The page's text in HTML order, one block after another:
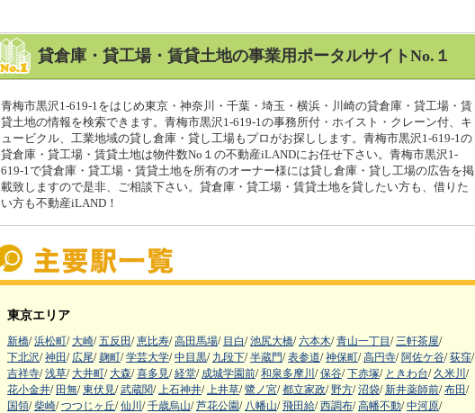
貸倉庫・貸工場・賃貸土地の事業用ポータルサイトNo.１
青梅市黒沢1-619-1をはじめ東京・神奈川・千葉・埼玉・横浜・川崎の貸倉庫・貸工場・賃
貸土地の情報を検索できます。青梅市黒沢1-619-1の事務所付・ホイスト・クレーン付、キ
ュービクル、工業地域の貸し倉庫・貸し工場もプロがお探しします。青梅市黒沢1-619-1の
貸倉庫・貸工場・賃貸土地は物件数No１の不動産iLANDにお任せ下さい。青梅市黒沢1-
619-1で貸倉庫・貸工場・賃貸土地を所有のオーナー様には貸し倉庫・貸し工場の広告を掲
載致しますので是非、ご相談下さい。貸倉庫・貸工場・賃貸土地を貸したい方も、借りた
い方も不動産iLAND！
東京エリア
新橋/ 浜松町/ 大崎/ 五反田/ 恵比寿/ 高田馬場/ 目白/ 池尻大橋/ 六本木/ 青山一丁目 / 三軒茶屋/
下北沢/ 神田/ 広尾/ 麹町/ 学芸大学/ 中目黒/ 九段下/ 半蔵門/ 表参道/ 神保町/ 高円寺/ 阿佐ケ谷/ 荻窪/
吉祥寺/ 浅草/ 大井町/ 大森/ 喜多見/ 経堂/ 成城学園前/ 和泉多摩川 / 保谷/ 下赤塚/ ときわ台/ 久米川 /
花小金井/ 田無/ 東伏見/ 武蔵関/ 上石神井/ 上井草/ 鷺ノ宮/ 都立家政/ 野方/ 沼袋/ 新井薬師前/ 布田/
国領/ 柴崎/ つつじヶ丘/ 仙川 / 千歳烏山/ 芦花公園/ 八幡山/ 飛田給/ 西調布/ 高幡不動/ 中河原/